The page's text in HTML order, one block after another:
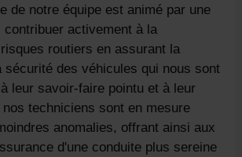
de notre équipe est animé par une
contribuer activement à la
routiers en assurant la
sécurité des véhicules qui nous sont
leur savoir-faire pointu et à leur
techniciens sont en mesure
anomalies, offrant ainsi aux
d'une conduite plus sereine